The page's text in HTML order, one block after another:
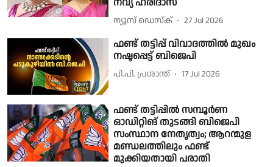
ന്യൂസ് ഡെസ്ക് 27 Jul 2026
ഫണ്ട് തട്ടിപ്പ് വിവാദത്തില്‍ മുഖം
നഷ്ടപ്പെട്ട് ബിജെപി
പി.പി. പ്രശാന്ത് 17 Jul 2026
ഫണ്ട് തട്ടിപ്പിൽ സമ്പൂർണ
ഓഡിറ്റിങ് തുടങ്ങി ബിജെപി
സംസ്ഥാന നേതൃത്വം; ആറന്മുള
മണ്ഡലത്തിലും ഫണ്ട്
മുക്കിയതായി പരാതി